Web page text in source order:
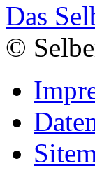
Das
©